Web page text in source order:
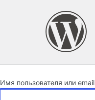
Имя пользователя или email